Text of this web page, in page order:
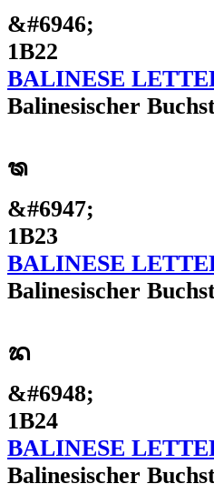
&#6946;
1B22
BALINESE
Balinesischer
ᬣ
&#6947;
1B23
BALINESE
Balinesischer
ᬤ
&#6948;
1B24
BALINESE
Balinesischer